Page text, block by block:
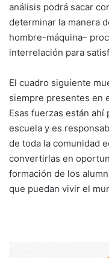
análisis podrá sacar
determinar la manera
hombre-máquina–
interrelación para
El cuadro siguiente
siempre presentes en
Esas fuerzas están
escuela y es
de toda la comunidad
convertirlas en
formación de los
que puedan vivir el